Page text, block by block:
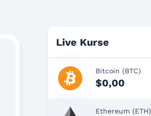
Live Kurse
Bitcoin (BTC)
$0,00
Ethereum (ETH)